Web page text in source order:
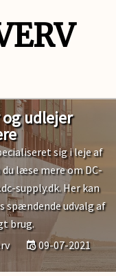
udlejer
sig i leje af
læse mere om DC-
supply.dk. Her kan
spændende udvalg af
brug.
09-07-2021